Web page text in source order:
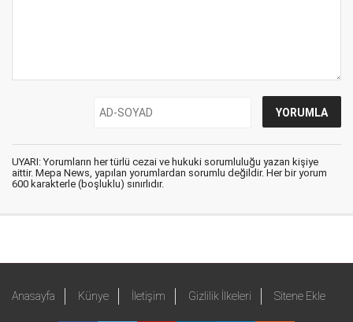
UYARI: Yorumların her türlü cezai ve hukuki sorumluluğu yazan kişiye
aittir. Mepa News, yapılan yorumlardan sorumlu değildir. Her bir yorum
600 karakterle (boşluklu) sınırlıdır.
Anasayfa Künye İletişim Gizlilik İlkeleri Sitene Ekle